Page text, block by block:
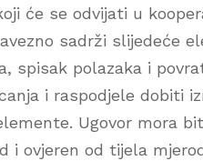
će se odvijati u
sadrži slijedeće
spisak polazaka i
i raspodjele dobiti
Ugovor mora
i ovjeren od tijela